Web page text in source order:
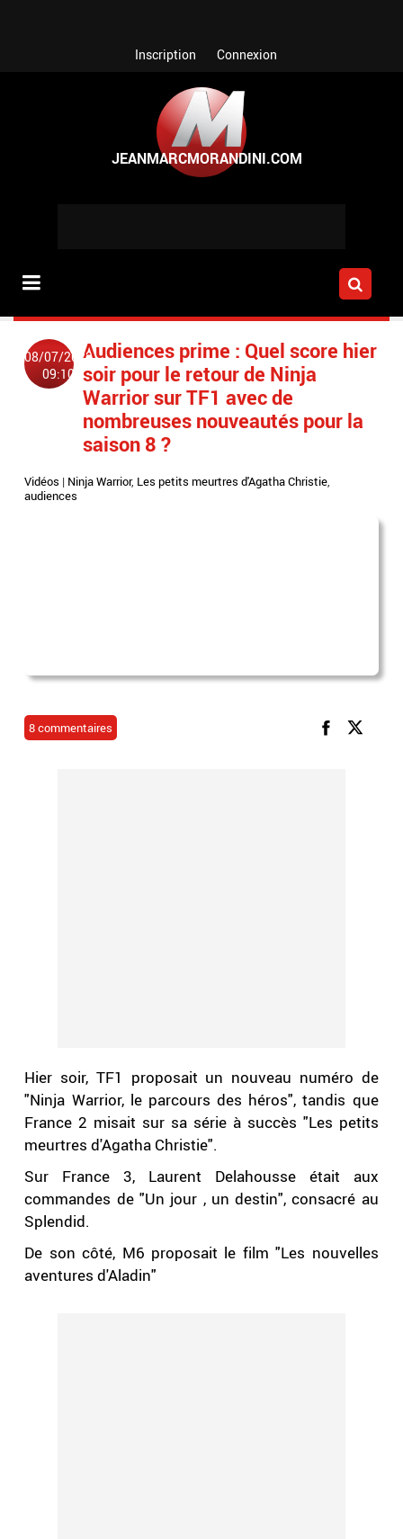
Inscription Connexion
08/07/2023
09:10
Audiences prime : Quel score hier
soir pour le retour de Ninja
Warrior sur TF1 avec de
nombreuses nouveautés pour la
saison 8 ?
Vidéos | Ninja Warrior, Les petits meurtres d'Agatha Christie,
audiences
8 commentaires
Hier soir, TF1 proposait un nouveau numéro de
"Ninja Warrior, le parcours des héros", tandis que
France 2 misait sur sa série à succès "Les petits
meurtres d'Agatha Christie".
Sur France 3, Laurent Delahousse était aux
commandes de "Un jour , un destin", consacré au
Splendid.
De son côté, M6 proposait le film "Les nouvelles
aventures d'Aladin"